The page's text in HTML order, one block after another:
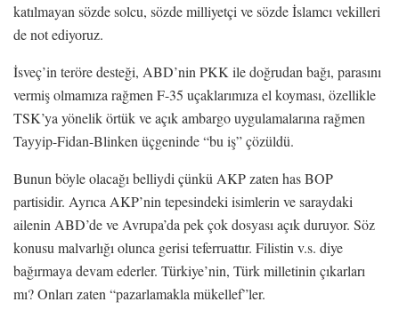
katılmayan sözde solcu, sözde milliyetçi ve sözde İslamcı vekilleri
de not ediyoruz.
İsveç’in teröre desteği, ABD’nin PKK ile doğrudan bağı, parasını
vermiş olmamıza rağmen F-35 uçaklarımıza el koyması, özellikle
TSK’ya yönelik örtük ve açık ambargo uygulamalarına rağmen
Tayyip-Fidan-Blinken üçgeninde “bu iş” çözüldü.
Bunun böyle olacağı belliydi çünkü AKP zaten has BOP
partisidir. Ayrıca AKP’nin tepesindeki isimlerin ve saraydaki
ailenin ABD’de ve Avrupa’da pek çok dosyası açık duruyor. Söz
konusu malvarlığı olunca gerisi teferruattır. Filistin v.s. diye
bağırmaya devam ederler. Türkiye’nin, Türk milletinin çıkarları
mı? Onları zaten “pazarlamakla mükellef”ler.